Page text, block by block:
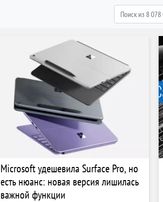
Microsoft удешевила Surface Pro, но
есть нюанс: новая версия лишилась
важной функции